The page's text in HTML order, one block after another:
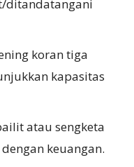
ditandatangani
koran tiga
kapasitas
atau sengketa
keuangan.